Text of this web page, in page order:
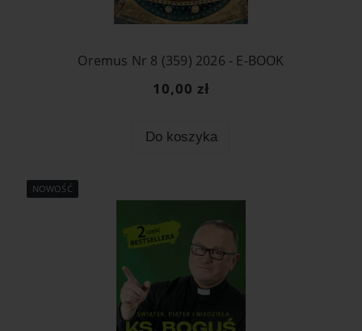
Oremus Nr 8 (359) 2026 - E-BOOK
10,00 zł
Do koszyka
NOWOŚĆ